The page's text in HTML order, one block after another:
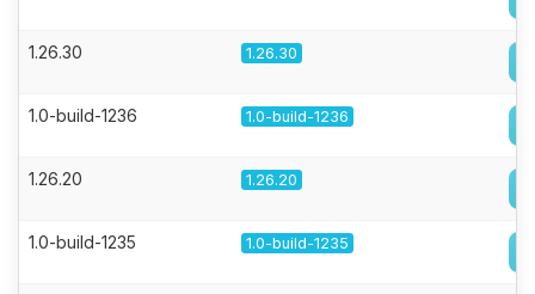
1.26.30 1.26.30
1.0-build-1236 1.0-build-1236
1.26.20 1.26.20
1.0-build-1235 1.0-build-1235